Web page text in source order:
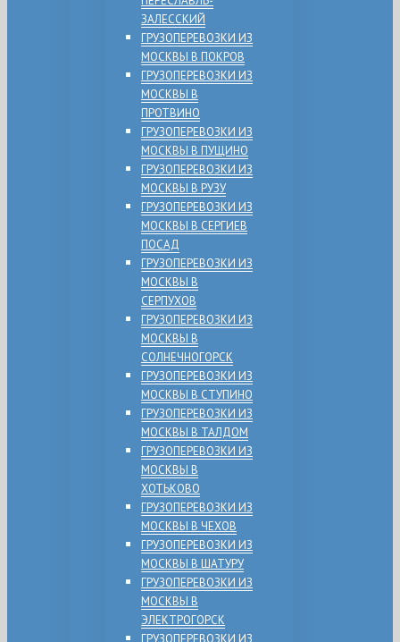
ЗАЛЕССКИЙ
ГРУЗОПЕРЕВОЗКИ ИЗ
МОСКВЫ В ПОКРОВ
ГРУЗОПЕРЕВОЗКИ ИЗ
МОСКВЫ В
ПРОТВИНО
ГРУЗОПЕРЕВОЗКИ ИЗ
МОСКВЫ В ПУЩИНО
ГРУЗОПЕРЕВОЗКИ ИЗ
МОСКВЫ В РУЗУ
ГРУЗОПЕРЕВОЗКИ ИЗ
МОСКВЫ В СЕРГИЕВ
ПОСАД
ГРУЗОПЕРЕВОЗКИ ИЗ
МОСКВЫ В
СЕРПУХОВ
ГРУЗОПЕРЕВОЗКИ ИЗ
МОСКВЫ В
СОЛНЕЧНОГОРСК
ГРУЗОПЕРЕВОЗКИ ИЗ
МОСКВЫ В СТУПИНО
ГРУЗОПЕРЕВОЗКИ ИЗ
МОСКВЫ В ТАЛДОМ
ГРУЗОПЕРЕВОЗКИ ИЗ
МОСКВЫ В
ХОТЬКОВО
ГРУЗОПЕРЕВОЗКИ ИЗ
МОСКВЫ В ЧЕХОВ
ГРУЗОПЕРЕВОЗКИ ИЗ
МОСКВЫ В ШАТУРУ
ГРУЗОПЕРЕВОЗКИ ИЗ
МОСКВЫ В
ЭЛЕКТРОГОРСК
ГРУЗОПЕРЕВОЗКИ ИЗ